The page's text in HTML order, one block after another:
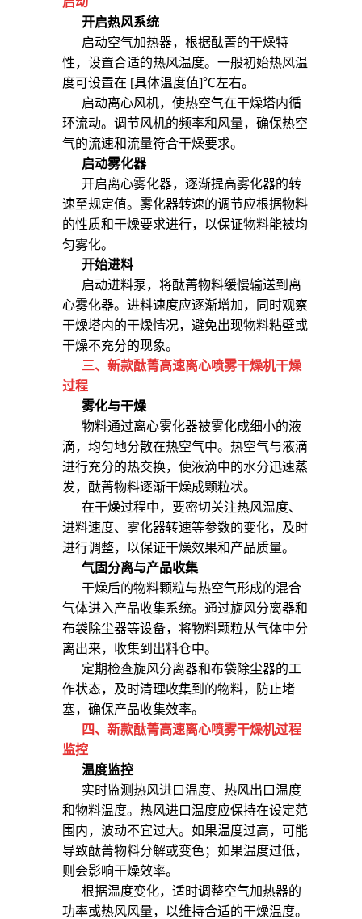
开启热风系统
启动空气加热器，根据酞菁的干燥特
性，设置合适的热风温度。一般初始热风温
度可设置在 [具体温度值]℃左右。
启动离心风机，使热空气在干燥塔内循
环流动。调节风机的频率和风量，确保热空
气的流速和流量符合干燥要求。
启动雾化器
开启离心雾化器，逐渐提高雾化器的转
速至规定值。雾化器转速的调节应根据物料
的性质和干燥要求进行，以保证物料能被均
匀雾化。
开始进料
启动进料泵，将酞菁物料缓慢输送到离
心雾化器。进料速度应逐渐增加，同时观察
干燥塔内的干燥情况，避免出现物料粘壁或
干燥不充分的现象。
三、 新款酞菁高速离心喷雾干燥机干燥
过程
雾化与干燥
物料通过离心雾化器被雾化成细小的液
滴，均匀地分散在热空气中。热空气与液滴
进行充分的热交换，使液滴中的水分迅速蒸
发，酞菁物料逐渐干燥成颗粒状。
在干燥过程中，要密切关注热风温度、
进料速度、雾化器转速等参数的变化，及时
进行调整，以保证干燥效果和产品质量。
气固分离与产品收集
干燥后的物料颗粒与热空气形成的混合
气体进入产品收集系统。通过旋风分离器和
布袋除尘器等设备，将物料颗粒从气体中分
离出来，收集到出料仓中。
定期检查旋风分离器和布袋除尘器的工
作状态，及时清理收集到的物料，防止堵
塞，确保产品收集效率。
四、 新款酞菁高速离心喷雾干燥机过程
监控
温度监控
实时监测热风进口温度、热风出口温度
和物料温度。热风进口温度应保持在设定范
围内，波动不宜过大。如果温度过高，可能
导致酞菁物料分解或变色；如果温度过低，
则会影响干燥效率。
根据温度变化，适时调整空气加热器的
功率或热风风量，以维持合适的干燥温度。